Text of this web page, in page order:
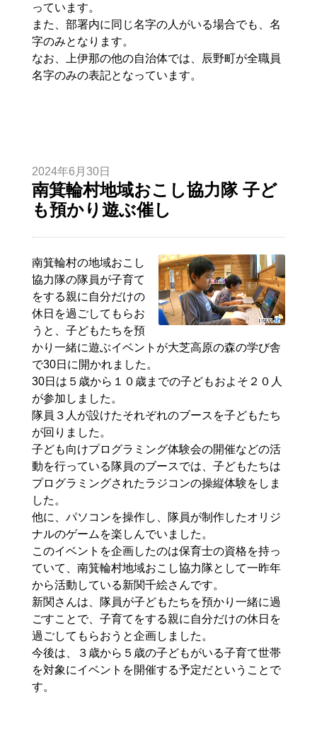
っています。
また、部署内に同じ名字の人がいる場合でも、名
字のみとなります。
なお、上伊那の他の自治体では、辰野町が全職員
名字のみの表記となっています。
2024年6月30日
南箕輪村地域おこし協力隊 子ど
も預かり遊ぶ催し
南箕輪村の地域おこし
協力隊の隊員が子育て
をする親に自分だけの
休日を過ごしてもらお
うと、子どもたちを預
かり一緒に遊ぶイベントが大芝高原の森の学び舎
で30日に開かれました。
30日は５歳から１０歳までの子どもおよそ２０人
が参加しました。
隊員３人が設けたそれぞれのブースを子どもたち
が回りました。
子ども向けプログラミング体験会の開催などの活
動を行っている隊員のブースでは、子どもたちは
プログラミングされたラジコンの操縦体験をしま
した。
他に、パソコンを操作し、隊員が制作したオリジ
ナルのゲームを楽しんでいました。
このイベントを企画したのは保育士の資格を持っ
ていて、南箕輪村地域おこし協力隊として一昨年
から活動している新関千絵さんです。
新関さんは、隊員が子どもたちを預かり一緒に過
ごすことで、子育てをする親に自分だけの休日を
過ごしてもらおうと企画しました。
今後は、３歳から５歳の子どもがいる子育て世帯
を対象にイベントを開催する予定だということで
す。